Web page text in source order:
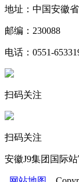
地址：中国安徽
邮编：230088
电话：0551-
扫码关注
扫码关注
安徽J9集团国际